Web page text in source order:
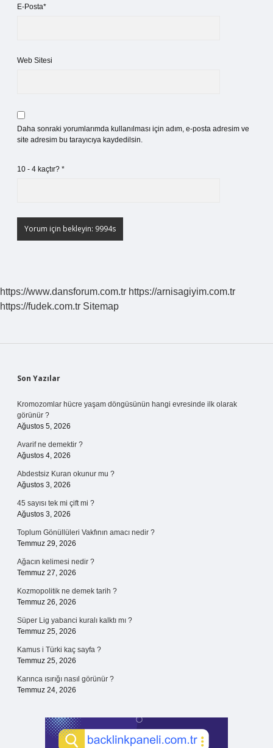
E-Posta*
Web Sitesi
Daha sonraki yorumlarımda kullanılması için adım, e-posta adresim ve
site adresim bu tarayıcıya kaydedilsin.
10 - 4 kaçtır? *
https://www.dansforum.com.tr https://arnisagiyim.com.tr
https://fudek.com.tr Sitemap
Sidebar
Son Yazılar
Kromozomlar hücre yaşam döngüsünün hangi evresinde ilk olarak
görünür ?
Ağustos 5, 2026
Avarif ne demektir ?
Ağustos 4, 2026
Abdestsiz Kuran okunur mu ?
Ağustos 3, 2026
45 sayısı tek mi çift mi ?
Ağustos 3, 2026
Toplum Gönüllüleri Vakfının amacı nedir ?
Temmuz 29, 2026
Ağacın kelimesi nedir ?
Temmuz 27, 2026
Kozmopolitik ne demek tarih ?
Temmuz 26, 2026
Süper Lig yabanci kuralı kalktı mı ?
Temmuz 25, 2026
Kamus i Türki kaç sayfa ?
Temmuz 25, 2026
Karınca ısırığı nasıl görünür ?
Temmuz 24, 2026